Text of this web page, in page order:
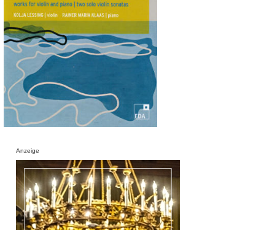
Anzeige